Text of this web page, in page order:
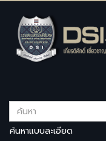
ค้นหาแบบละเอียด